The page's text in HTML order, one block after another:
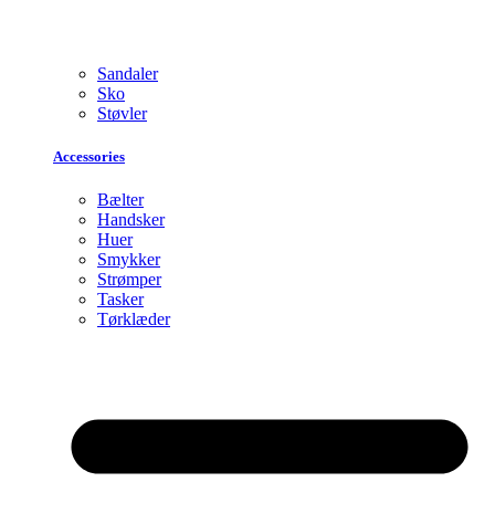
Sandaler
Sko
Støvler
Accessories
Bælter
Handsker
Huer
Smykker
Strømper
Tasker
Tørklæder